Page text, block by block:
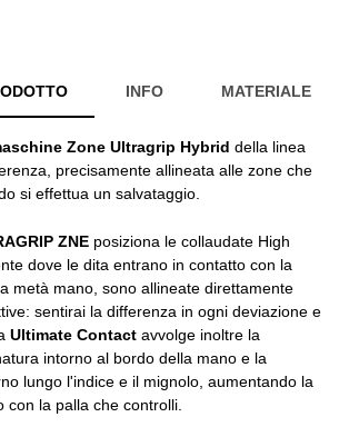
INFO MATERIALE
Zone Ultragrip Hybrid della linea
precisamente allineata alle zone che
si effettua un salvataggio.
ZNE posiziona le collaudate High
dove le dita entrano in contatto con la
metà mano, sono allineate direttamente
sentirai la differenza in ogni deviazione e
Ultimate Contact avvolge inoltre la
intorno al bordo della mano e la
lungo l'indice e il mignolo, aumentando la
con la palla che controlli.